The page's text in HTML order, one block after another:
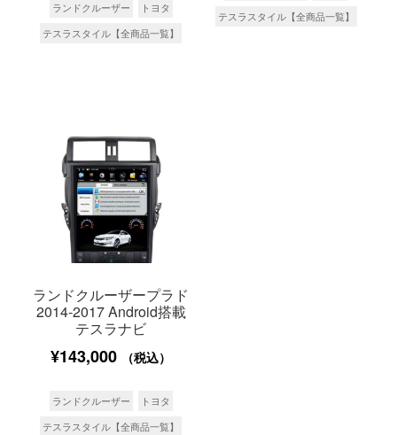
ランドクルーザー
トヨタ
テスラスタイル【全商品一覧】
テスラスタイル【全商品一覧】
ランドクルーザープラド
2014-2017 Android搭載
テスラナビ
¥143,000 （税込）
ランドクルーザー
トヨタ
テスラスタイル【全商品一覧】